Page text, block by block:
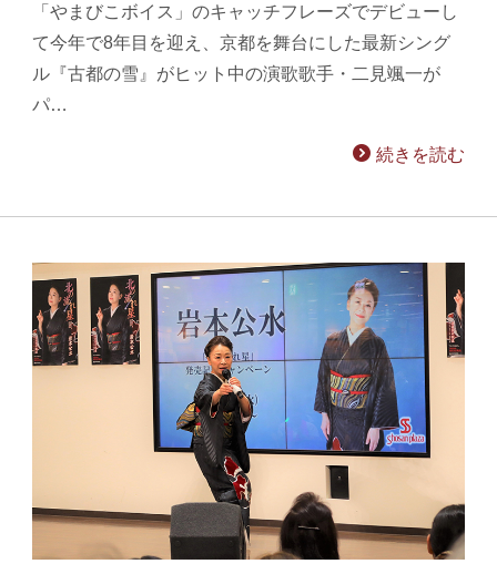
「やまびこボイス」のキャッチフレーズでデビューし
て今年で8年目を迎え、京都を舞台にした最新シング
ル『古都の雪』がヒット中の演歌歌手・二見颯一が
パ…
続きを読む